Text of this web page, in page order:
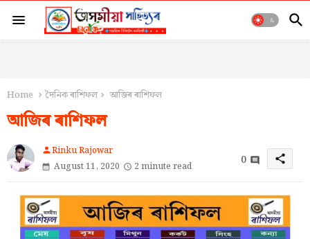
Home দৈনিক ৰাশিফল আজিৰ ৰাশিফল
আজিৰ ৰাশিফল
personRinku Rajowar
August 11, 2020
2 minute read 0 share